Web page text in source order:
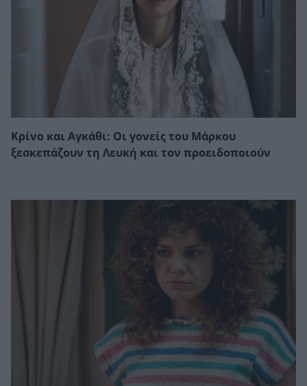
Κρίνο και Αγκάθι: Οι γονείς του Μάρκου
ξεσκεπάζουν τη Λευκή και τον προειδοποιούν